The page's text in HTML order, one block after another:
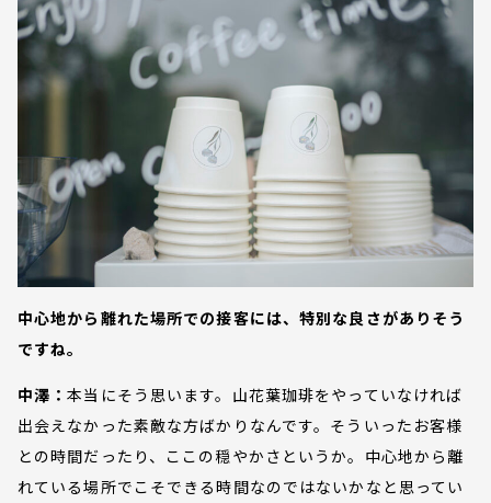
中心地から離れた場所での接客には、特別な良さがありそう
ですね。
中澤：本当にそう思います。山花葉珈琲をやっていなければ
出会えなかった素敵な方ばかりなんです。そういったお客様
との時間だったり、ここの穏やかさというか。中心地から離
れている場所でこそできる時間なのではないかなと思ってい